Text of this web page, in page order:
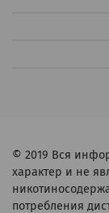
© 2019 Вся
характер и не
потребления